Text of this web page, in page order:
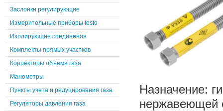
Назначение:
нержавеющей
Заслонки регулирующие
Измерительные приборы testo
Изолирующие соединения
Комплекты прямых участков
Корректоры объема газа
Манометры
Пункты учета и редуцирования газа
Регуляторы давления газа